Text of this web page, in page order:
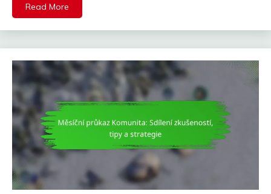
Read More